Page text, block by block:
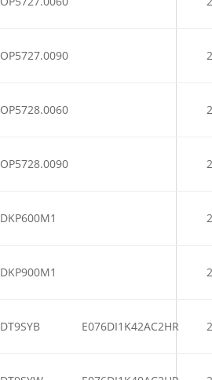
OP5727.0090
OP5728.0060
OP5728.0090
DKP600M1
DKP900M1
DT9SYB E076DI1K42AC2HR